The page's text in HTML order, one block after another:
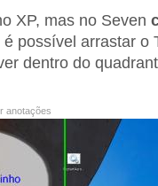
XP, mas no Seven
possível arrastar o
dentro do
anotações